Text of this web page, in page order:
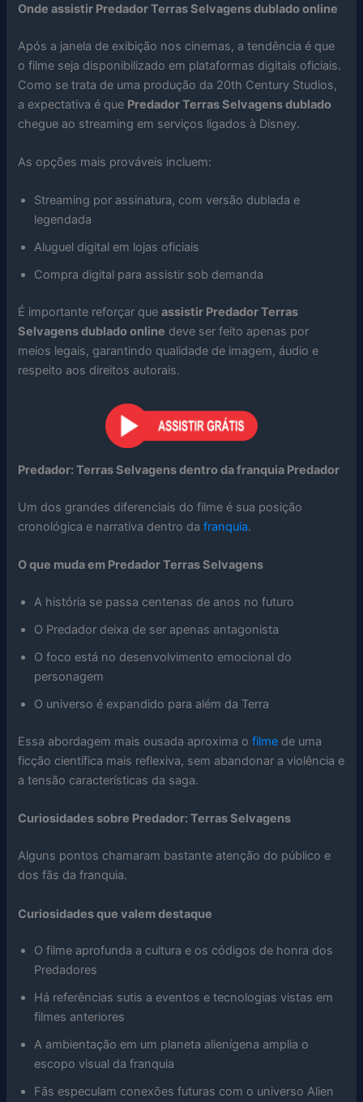
Onde assistir Predador Terras Selvagens dublado online
Após a janela de exibição nos cinemas, a tendência é que
o filme seja disponibilizado em plataformas digitais oficiais.
Como se trata de uma produção da 20th Century Studios,
a expectativa é que Predador Terras Selvagens dublado
chegue ao streaming em serviços ligados à Disney.
As opções mais prováveis incluem:
Streaming por assinatura, com versão dublada e
legendada
Aluguel digital em lojas oficiais
Compra digital para assistir sob demanda
É importante reforçar queassistir Predador Terras
Selvagens dublado online deve ser feito apenas por
meios legais, garantindo qualidade de imagem, áudio e
respeito aos direitos autorais.
Predador: Terras Selvagens dentro da franquia Predador
Um dos grandes diferenciais do filme é sua posição
cronológica e narrativa dentro dafranquia.
O que muda em Predador Terras Selvagens
A história se passa centenas de anos no futuro
O Predador deixa de ser apenas antagonista
O foco está no desenvolvimento emocional do
personagem
O universo é expandido para além da Terra
Essa abordagem mais ousada aproxima ofilme de uma
ficção científica mais reflexiva, sem abandonar a violência e
a tensão características da saga.
Curiosidades sobre Predador: Terras Selvagens
Alguns pontos chamaram bastante atenção do público e
dos fãs da franquia.
Curiosidades que valem destaque
O filme aprofunda a cultura e os códigos de honra dos
Predadores
Há referências sutis a eventos e tecnologias vistas em
filmes anteriores
A ambientação em um planeta alienígena amplia o
escopo visual da franquia
Fãs especulam conexões futuras com o universo Alien